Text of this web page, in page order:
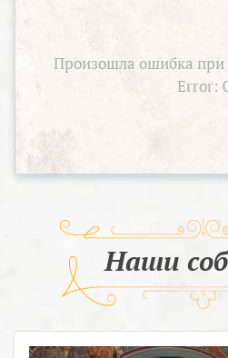
Произошла ошибка при
Error:
Наши